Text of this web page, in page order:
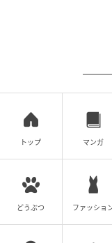
2日目。まずは、
す。日本人配信者
ていうランチを
れたのは…。
トップ マンガ
どうぶつ ファッショ